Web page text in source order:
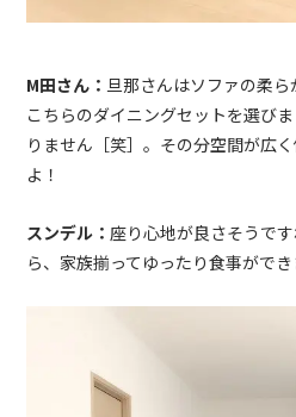
M田さん：旦那さんはソファの柔ら
こちらのダイニングセットを選び
りません［笑］。その分空間が広
よ！
スンデル：座り心地が良さそうで
ら、家族揃ってゆったり食事ができ